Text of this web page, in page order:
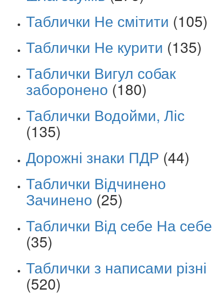
Таблички Не смітити (105)
Таблички Не курити (135)
Таблички Вигул собак
заборонено (180)
Таблички Водойми, Ліс
(135)
Дорожні знаки ПДР (44)
Таблички Відчинено
Зачинено (25)
Таблички Від себе На себе
(35)
Таблички з написами різні
(520)